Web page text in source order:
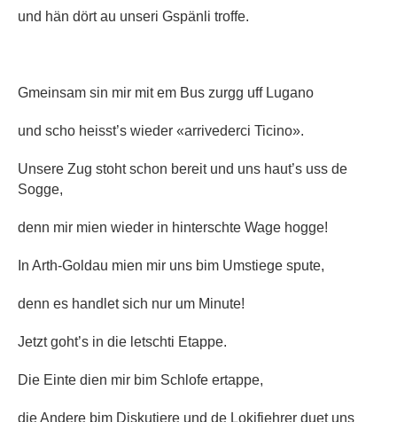
und hän dört au unseri Gspänli troffe.
Gmeinsam sin mir mit em Bus zurgg uff Lugano
und scho heisst’s wieder «arrivederci Ticino».
Unsere Zug stoht schon bereit und uns haut’s uss de
Sogge,
denn mir mien wieder in hinterschte Wage hogge!
In Arth-Goldau mien mir uns bim Umstiege spute,
denn es handlet sich nur um Minute!
Jetzt goht’s in die letschti Etappe.
Die Einte dien mir bim Schlofe ertappe,
die Andere bim Diskutiere und de Lokifiehrer duet uns